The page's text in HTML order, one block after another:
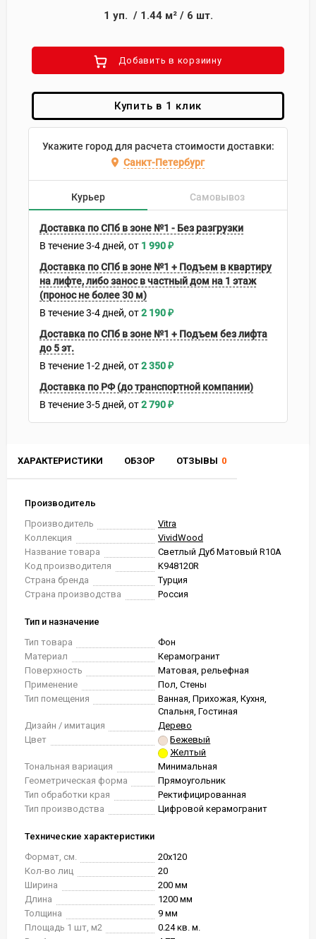
ХАРАКТЕРИСТИКИ ОБЗОР ОТЗЫВЫ 0
Производитель
Производитель
Vitra
Коллекция
VividWood
Название товара
Светлый Дуб Матовый R10A
Код производителя
K948120R
Страна бренда
Турция
Страна производства
Россия
Тип и назначение
Тип товара
Фон
Материал
Керамогранит
Поверхность
Матовая, рельефная
Применение
Пол, Стены
Тип помещения
Ванная, Прихожая, Кухня,
Спальня, Гостиная
Дизайн / имитация
Дерево
Цвет
Бежевый
Желтый
Тональная вариация
Минимальная
Геометрическая форма
Прямоугольник
Тип обработки края
Ректифицированная
Тип производства
Цифровой керамогранит
Технические характеристики
Формат, см.
20x120
Кол-во лиц
20
Ширина
200 мм
Длина
1200 мм
Толщина
9 мм
Площадь 1 шт, м2
0.24 кв. м.
1 уп. / 1.44м²/ 6 шт.
Добавить в корзиину
Купить в 1 клик
Укажите город для расчета стоимости доставки:
Санкт-Петербург
Курьер Самовывоз
Доставка по СПб в зоне №1 - Без разгрузки
В течение3-4 дней 1 990₽
Доставка по СПб в зоне №1 + Подъем в квартиру
на лифте, либо занос в частный дом на 1 этаж
(пронос не более 30 м)
В течение3-4 дней 2 190₽
Доставка по СПб в зоне №1 + Подъем без лифта
до 5 эт.
В течение 1-2 дней 2 350₽
Доставка по РФ (до транспортной компании)
В течение3-5 дней 2 790₽